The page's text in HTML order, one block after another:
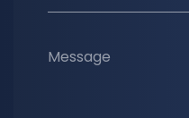
Message